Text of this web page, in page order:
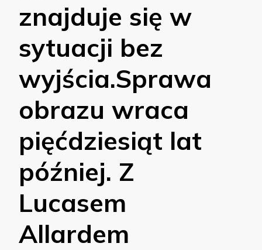
znajduje się w
sytuacji bez
wyjścia.Sprawa
obrazu wraca
pięćdziesiąt lat
później. Z
Lucasem
Allardem